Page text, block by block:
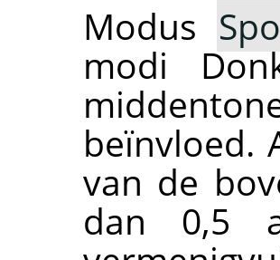
Modus
modi
beïnvloed.
van de
dan 0,5